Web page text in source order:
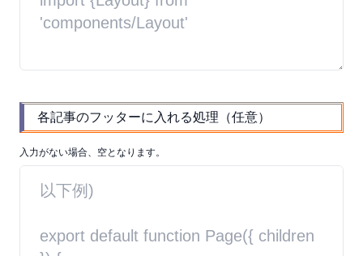
各記事のフッターに入れる処理（任意）
入力がない場合、空となります。